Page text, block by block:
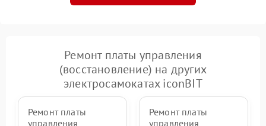
Ремонт платы управления
(восстановление) на других
электросамокатах iconBIT
Ремонт платы
управления
Ремонт платы
управления